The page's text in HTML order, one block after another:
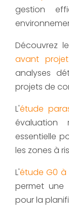
gestion
Découvrez
avant
analyses
projets de
L'étude
évaluation
essentielle
les zones à
L'étude G0 à
permet une
pour la